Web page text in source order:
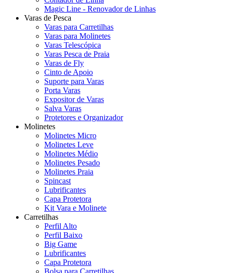
Magic Line - Renovador de Linhas
Varas de Pesca
Varas para Carretilhas
Varas para Molinetes
Varas Telescópica
Varas Pesca de Praia
Varas de Fly
Cinto de Apoio
Suporte para Varas
Porta Varas
Expositor de Varas
Salva Varas
Protetores e Organizador
Molinetes
Molinetes Micro
Molinetes Leve
Molinetes Médio
Molinetes Pesado
Molinetes Praia
Spincast
Lubrificantes
Capa Protetora
Kit Vara e Molinete
Carretilhas
Perfil Alto
Perfil Baixo
Big Game
Lubrificantes
Capa Protetora
Bolsa para Carretilhas